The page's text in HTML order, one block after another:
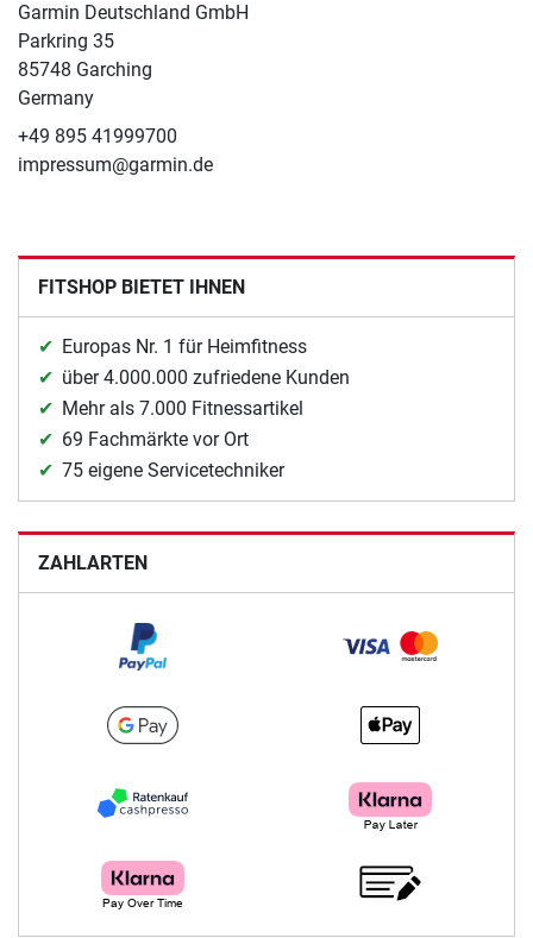
Garmin Deutschland GmbH
Parkring 35
85748 Garching
Germany
+49 895 41999700
impressum@garmin.de
FITSHOP BIETET IHNEN
Europas Nr. 1 für Heimfitness
über 4.000.000 zufriedene Kunden
Mehr als 7.000 Fitnessartikel
69 Fachmärkte vor Ort
75 eigene Servicetechniker
ZAHLARTEN